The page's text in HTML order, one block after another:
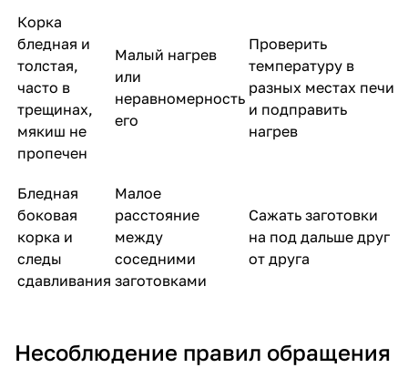
Корка
бледная и
толстая,
часто в
трещинах,
мякиш не
пропечен
Малый нагрев
или
неравномерность
его
Проверить
температуру в
разных местах печи
и подправить
нагрев
Бледная
боковая
корка и
следы
сдавливания
Малое
расстояние
между
соседними
заготовками
Сажать заготовки
на под дальше друг
от друга
Несоблюдение правил обращения